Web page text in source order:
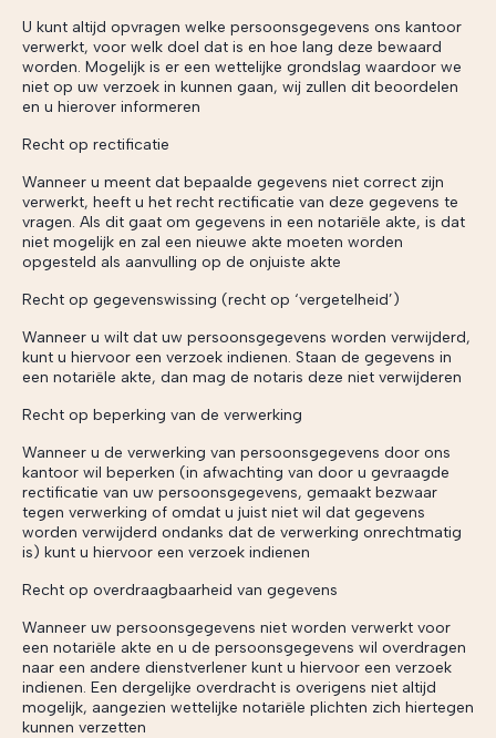
U kunt altijd opvragen welke persoonsgegevens ons kantoor
verwerkt, voor welk doel dat is en hoe lang deze bewaard
worden. Mogelijk is er een wettelijke grondslag waardoor we
niet op uw verzoek in kunnen gaan, wij zullen dit beoordelen
en u hierover informeren
Recht op rectificatie
Wanneer u meent dat bepaalde gegevens niet correct zijn
verwerkt, heeft u het recht rectificatie van deze gegevens te
vragen. Als dit gaat om gegevens in een notariële akte, is dat
niet mogelijk en zal een nieuwe akte moeten worden
opgesteld als aanvulling op de onjuiste akte
Recht op gegevenswissing (recht op ‘vergetelheid’)
Wanneer u wilt dat uw persoonsgegevens worden verwijderd,
kunt u hiervoor een verzoek indienen. Staan de gegevens in
een notariële akte, dan mag de notaris deze niet verwijderen
Recht op beperking van de verwerking
Wanneer u de verwerking van persoonsgegevens door ons
kantoor wil beperken (in afwachting van door u gevraagde
rectificatie van uw persoonsgegevens, gemaakt bezwaar
tegen verwerking of omdat u juist niet wil dat gegevens
worden verwijderd ondanks dat de verwerking onrechtmatig
is) kunt u hiervoor een verzoek indienen
Recht op overdraagbaarheid van gegevens
Wanneer uw persoonsgegevens niet worden verwerkt voor
een notariële akte en u de persoonsgegevens wil overdragen
naar een andere dienstverlener kunt u hiervoor een verzoek
indienen. Een dergelijke overdracht is overigens niet altijd
mogelijk, aangezien wettelijke notariële plichten zich hiertegen
kunnen verzetten